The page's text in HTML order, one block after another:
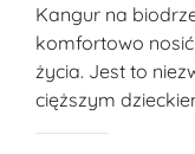
Kangur na
komfortowo
życia. Jest to
cięższym